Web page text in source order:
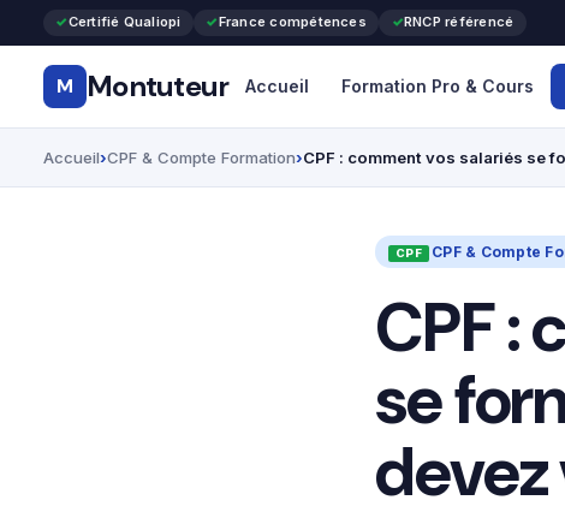
Certifié Qualiopi France compétences RNCP référencé
M Montuteur Accueil Formation Pro & Cours
Accueil CPF & Compte Formation CPF : comment vos salariés se
CPF & Compte
CPF :
se